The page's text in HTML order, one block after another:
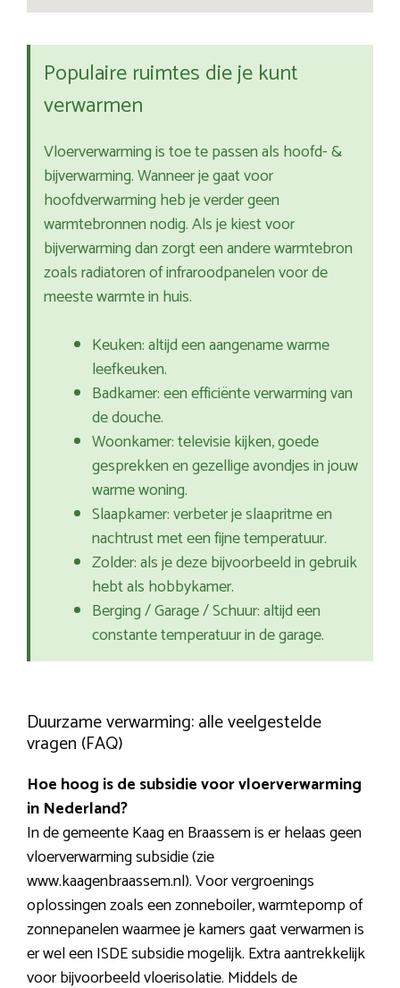
Populaire ruimtes die je kunt
verwarmen
Vloerverwarming is toe te passen als hoofd- &
bijverwarming. Wanneer je gaat voor
hoofdverwarming heb je verder geen
warmtebronnen nodig. Als je kiest voor
bijverwarming dan zorgt een andere warmtebron
zoals radiatoren of infraroodpanelen voor de
meeste warmte in huis.
Keuken: altijd een aangename warme
leefkeuken.
Badkamer: een efficiënte verwarming van
de douche.
Woonkamer: televisie kijken, goede
gesprekken en gezellige avondjes in jouw
warme woning.
Slaapkamer: verbeter je slaapritme en
nachtrust met een fijne temperatuur.
Zolder: als je deze bijvoorbeeld in gebruik
hebt als hobbykamer.
Berging / Garage / Schuur: altijd een
constante temperatuur in de garage.
Duurzame verwarming: alle veelgestelde
vragen (FAQ)
Hoe hoog is de subsidie voor vloerverwarming
in Nederland?
In de gemeente Kaag en Braassem is er helaas geen
vloerverwarming subsidie (zie
www.kaagenbraassem.nl). Voor vergroenings
oplossingen zoals een zonneboiler, warmtepomp of
zonnepanelen waarmee je kamers gaat verwarmen is
er wel een ISDE subsidie mogelijk. Extra aantrekkelijk
voor bijvoorbeeld vloerisolatie. Middels de